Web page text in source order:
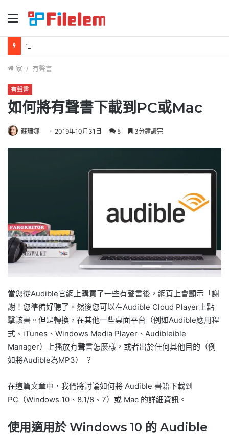
如何在 Mac 上刪除螢幕截圖
家 / 有聲書
有聲書
如何將有聲書下載到PC或Mac
蘇珊娜 2019年10月31日 5 3分鐘讀完
當您從Audible官網上購買了一些有聲書後，網頁上會顯示「謝
謝！您準備好聽了。然後您可以在Audible Cloud Player上點
擊該書。但是轉換，在其他一些桌面平台（例如Audible應用程
式、iTunes、Windows Media Player、Audibleible
Manager）上播放有聲書怎麼樣，或者出於任何其他目的（例
如將Audible為MP3）
？
在這篇文章中，我們將討論如何將 Audible 書籍下載到
PC（Windows 10、8.1/8、7）或 Mac 的詳細資訊。
使用適用於 Windows 10 的 Audible